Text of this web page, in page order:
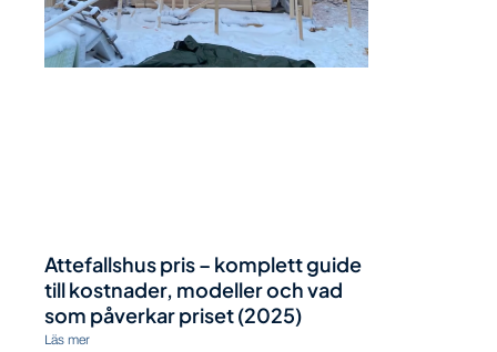
Attefallshus pris – komplett guide
till kostnader, modeller och vad
som påverkar priset (2025)
Läs mer